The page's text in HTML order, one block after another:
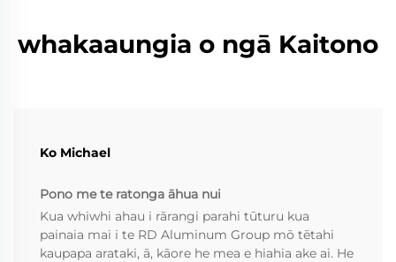
whakaaungia o ngā Kaitono
Ko Michael
Pono me te ratonga āhua nui
Kua whiwhi ahau i rārangi parahi tūturu kua
painaia mai i te RD Aluminum Group mō tētahi
kaupapa arataki, ā, kāore he mea e hiahia ake ai. He